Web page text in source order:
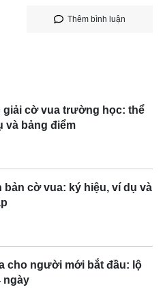
Thêm bình luận
giải cờ vua trường học: thể
và bảng điểm
bản cờ vua: ký hiệu, ví dụ và
cho người mới bắt đầu: lộ
ngày